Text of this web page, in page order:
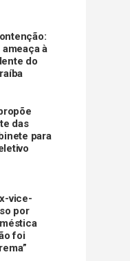
à
do
das
para
vice-
por
foi